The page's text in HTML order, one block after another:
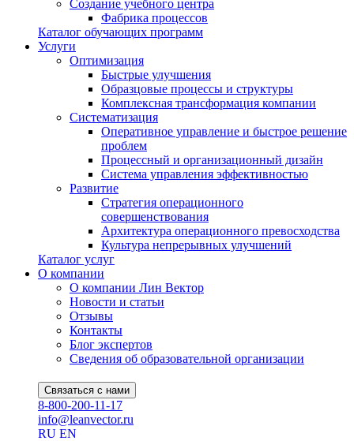
Создание учебного центра
Фабрика процессов
Каталог обучающих программ
Услуги
Оптимизация
Быстрые улучшения
Образцовые процессы и структуры
Комплексная трансформация компании
Систематизация
Оперативное управление и быстрое решение
проблем
Процессный и организационный дизайн
Система управления эффективностью
Развитие
Стратегия операционного
совершенствования
Архитектура операционного превосходства
Культура непрерывных улучшений
Каталог услуг
О компании
О компании Лин Вектор
Новости и статьи
Отзывы
Контакты
Блог экспертов
Сведения об образовательной организации
Связаться с нами
8-800-200-11-17
info@leanvector.ru
RU EN